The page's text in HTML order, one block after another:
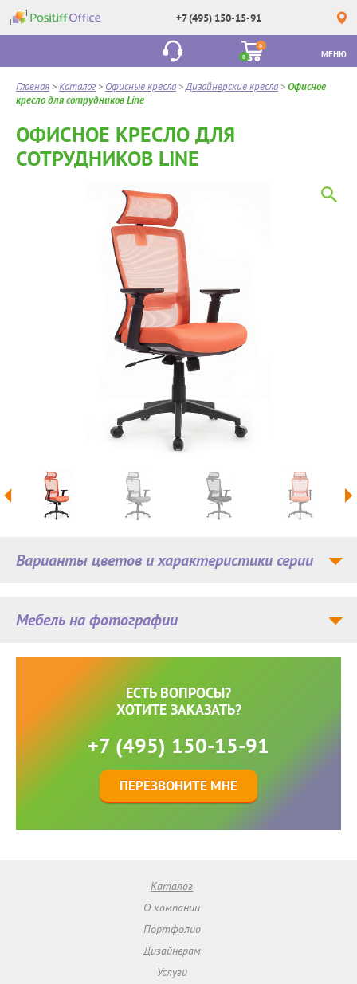
+7 (495) 150-15-91
0
0
МЕНЮ
Главная >Каталог > Офисные кресла >Дизайнерские кресла >Офисное
кресло для сотрудников Line
ОФИСНОЕ КРЕСЛО ДЛЯ
СОТРУДНИКОВ LINE
Мебель на фотографии
Варианты цветов и характеристики серии
ЕСТЬ ВОПРОСЫ?
ХОТИТЕ ЗАКАЗАТЬ?
+7 (495) 150-15-91
ПЕРЕЗВОНИТЕ МНЕ
Каталог
О компании
Портфолио
Дизайнерам
Услуги